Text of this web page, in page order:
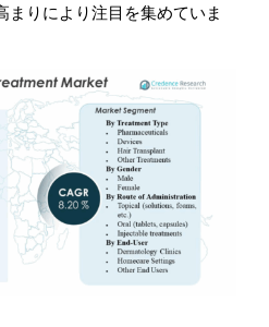
まりにより注目を集めていま